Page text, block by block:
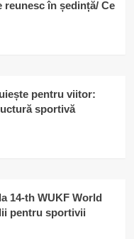
în ședință/ Ce
pentru viitor:
sportivă
14-th WUKF World
pentru sportivii